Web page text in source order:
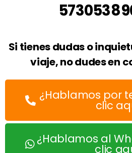
Si tienes dudas o
viaje, no dudes en
¿Hablamos por
clic
¿Hablamos al
clic